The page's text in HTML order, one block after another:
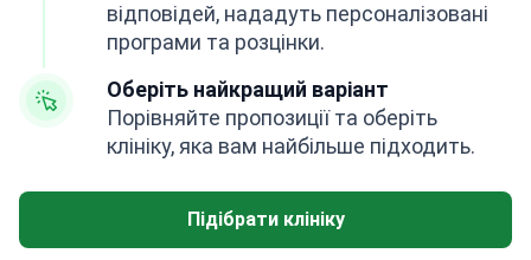
відповідей, нададуть персоналізовані
програми та розцінки.
Оберіть найкращий варіант
Порівняйте пропозиції та оберіть
клініку, яка вам найбільше підходить.
Підібрати клініку